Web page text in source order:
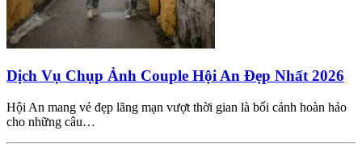
Dịch Vụ Chụp Ảnh Couple Hội An Đẹp Nhất 2026
Hội An mang vẻ đẹp lãng mạn vượt thời gian là bối cảnh hoàn hảo
cho những câu…